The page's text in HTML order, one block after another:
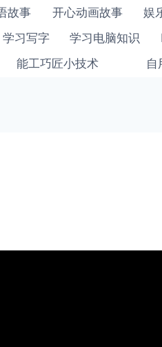
故事 开心动画故事
娱
学习写字 学习电脑知识
能工巧匠小技术 自